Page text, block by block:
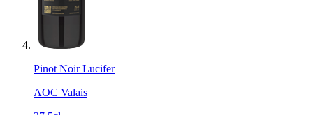
Pinot Noir Lucifer
AOC Valais